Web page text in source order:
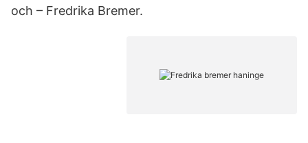
och – Fredrika Bremer.